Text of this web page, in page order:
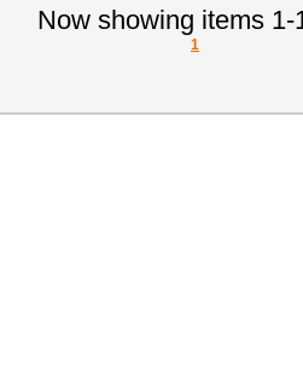
Now showing items 1-
1